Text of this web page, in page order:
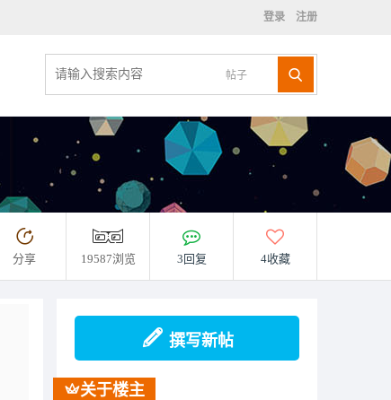
登录 注册
帖子
分享 19587浏览 3回复 4收藏
撰写新帖
关于楼主